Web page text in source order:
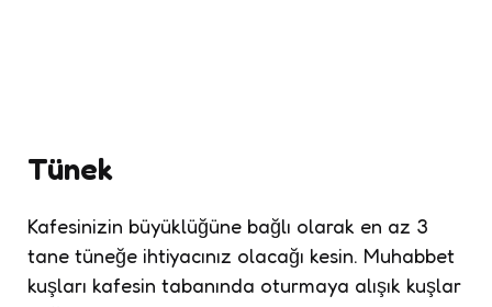
Tünek
Kafesinizin büyüklüğüne bağlı olarak en az 3
tane tüneğe ihtiyacınız olacağı kesin. Muhabbet
kuşları kafesin tabanında oturmaya alışık kuşlar